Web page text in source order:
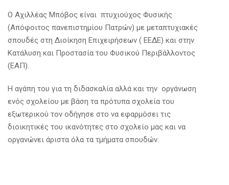
Ο Αχιλλέας Μπόβος είναι πτυχιούχος Φυσικής
(Απόφοιτος πανεπιστημίου Πατρών) με μεταπτυχιακές
σπουδές στη Διοίκηση Επιχειρήσεων ( ΕΕΔΕ) και στην
Κατάλυση και Προστασία του Φυσικού Περιβάλλοντος
(ΕΑΠ).
Η αγάπη του για τη διδασκαλία αλλά και την οργάνωση
ενός σχολείου με βάση τα πρότυπα σχολεία του
εξωτερικού τον οδήγησε στο να εφαρμόσει τις
διοικητικές του ικανότητες στο σχολείο μας και να
οργανώνει άριστα όλα τα τμήματα σπουδών.